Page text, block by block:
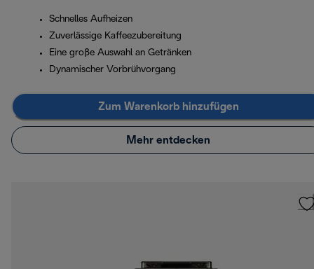
Schnelles Aufheizen
Zuverlässige Kaffeezubereitung
Eine große Auswahl an Getränken
Dynamischer Vorbrühvorgang
Zum Warenkorb hinzufügen
Mehr entdecken